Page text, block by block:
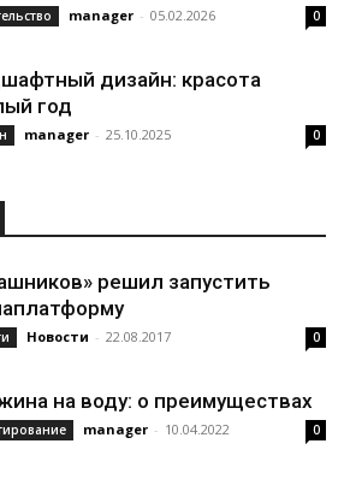
manager - 05.02.2026 0
дизайн: красота
год
manager - 25.10.2025 0
решил запустить
Новости - 22.08.2017 0
на воду: о преимуществах
manager - 10.04.2022 0